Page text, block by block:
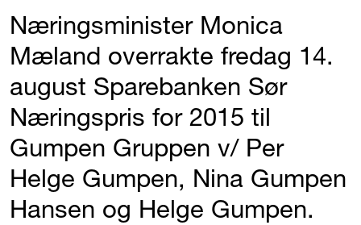
Næringsminister Monica
Mæland overrakte fredag 14.
august Sparebanken Sør
Næringspris for 2015 til
Gumpen Gruppen v/ Per
Helge Gumpen, Nina Gumpen
Hansen og Helge Gumpen.